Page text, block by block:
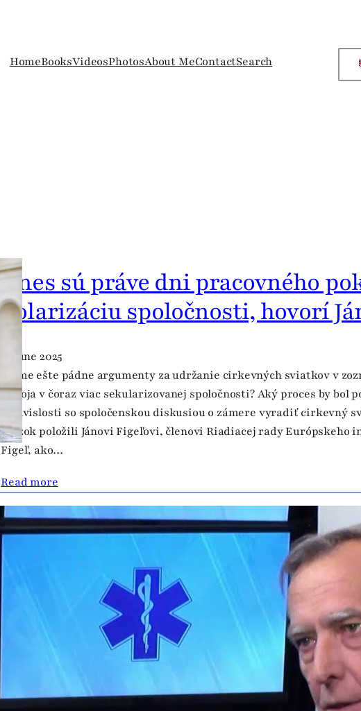
HomeBooksVideosPhotosAbout MeContactSearch
Dnes sú práve dni pracovného
polarizáciu spoločnosti, hovorí
13 June 2025
Máme ešte pádne argumenty za udržanie cirkevných sviatkov v
pokoja v čoraz viac sekularizovanej spoločnosti? Aký proces by bol
V súvislosti so spoločenskou diskusiou o zámere vyradiť cirkevný
otázok položili Jánovi Figeľovi, členovi Riadiacej rady Európskeho
Figeľ, ako…
Read more
V zodpovednej spoločnosti platí
1 October 2019
Politik Ján Figeľ sa v krátkom videu vrátil k udalostiam minulého
prejavila vzopätie a nadšenie pre ochranu života a kultúru života.
prejavili veľmi veľa pokrytectva, keď neschváli ani jeden zo štyroch
interrupcie https://www.facebook.com/jan.figel.90/videos/
Read more